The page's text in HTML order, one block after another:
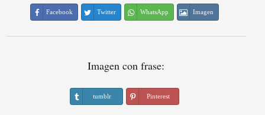
Facebook Twitter WhatsApp Imagen
Imagen con frase:
tumblr Pinterest